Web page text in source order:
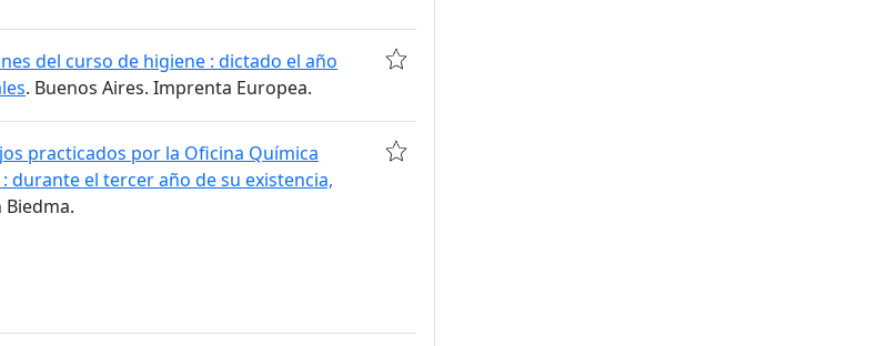
del curso de higiene : dictado el año
. Buenos Aires. Imprenta Europea.
practicados por la Oficina Química
durante el tercer año de su existencia,